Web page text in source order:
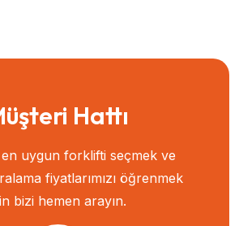
Hattı
uygun forklifti seçmek ve
fiyatlarımızı öğrenmek
bizi hemen arayın.